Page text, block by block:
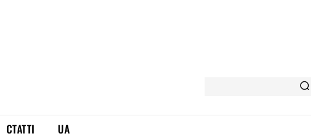
СТАТТІ UA